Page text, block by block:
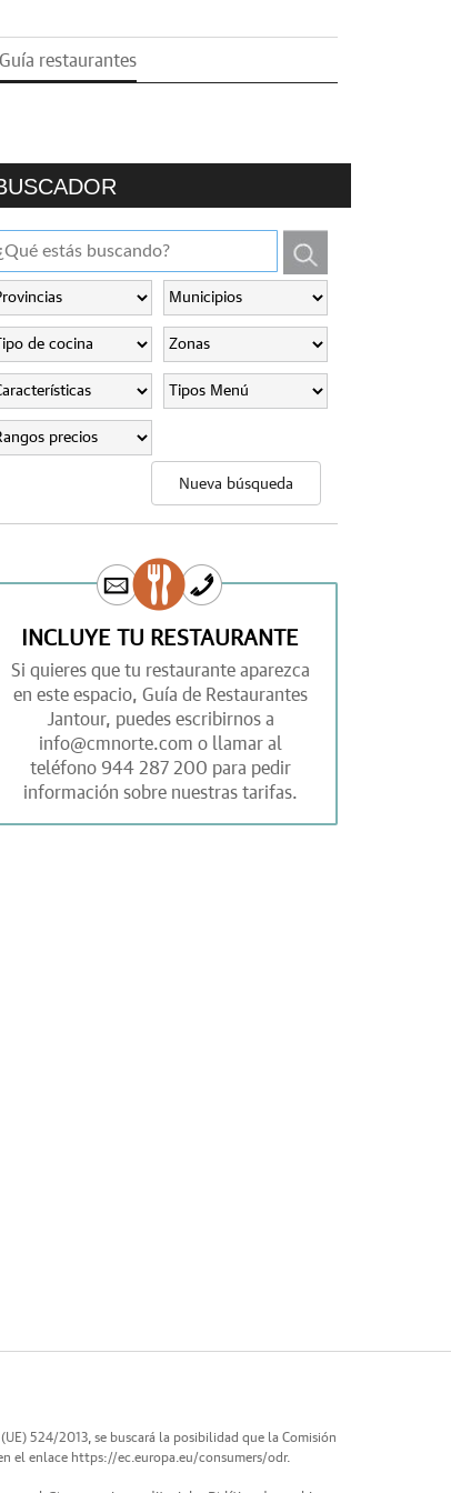
Guía restaurantes
Nueva búsqueda
INCLUYE TU RESTAURANTE
Si quieres que tu restaurante aparezca
en este espacio, Guía de Restaurantes
Jantour, puedes escribirnos a
info@cmnorte.com o llamar al
teléfono 944 287 200 para pedir
información sobre nuestras tarifas.
524/2013, se buscará la posibilidad que la Comisión
el enlace https://ec.europa.eu/consumers/odr.